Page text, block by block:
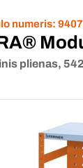
numeris:
plienas,